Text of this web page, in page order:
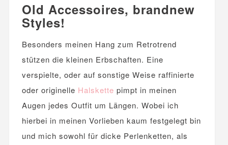
Old Accessoires, brandnew
Styles!
Besonders meinen Hang zum Retrotrend
stützen die kleinen Erbschaften. Eine
verspielte, oder auf sonstige Weise raffinierte
oder originelle Halskette pimpt in meinen
Augen jedes Outfit um Längen. Wobei ich
hierbei in meinen Vorlieben kaum festgelegt bin
und mich sowohl für dicke Perlenketten, als